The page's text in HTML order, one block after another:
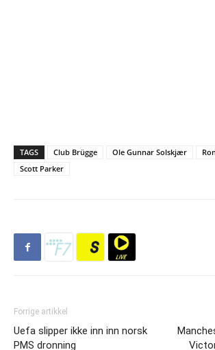
TAGS Club Brügge Ole Gunnar Solskjær
Scott Parker
Forrige artikkel
Uefa slipper ikke inn inn norsk
PMS dronning